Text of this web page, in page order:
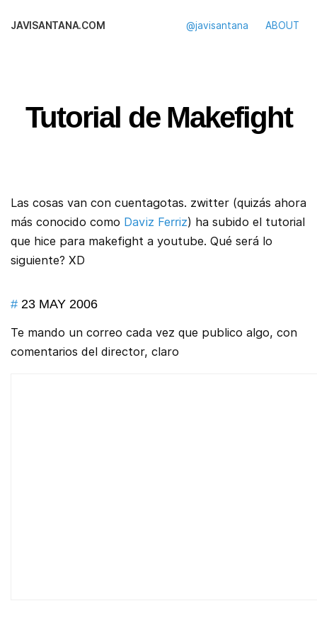
JAVISANTANA.COM @javisantana ABOUT
Tutorial de Makefight
Las cosas van con cuentagotas. zwitter (quizás ahora
más conocido como Daviz Ferriz) ha subido el tutorial
que hice para makefight a youtube. Qué será lo
siguiente? XD
# 23 MAY 2006
Te mando un correo cada vez que publico algo, con
comentarios del director, claro